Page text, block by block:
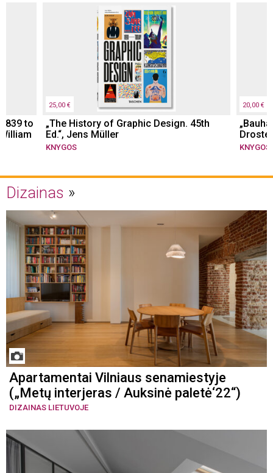
to
25,00 €
„The History of Graphic Design. 45th
Ed.“, Jens Müller
KNYGOS
20,00 €
Droste
KNYGOS
Dizainas
Apartamentai Vilniaus senamiestyje
(„Metų interjeras / Auksinė paletė‘22“)
DIZAINAS LIETUVOJE